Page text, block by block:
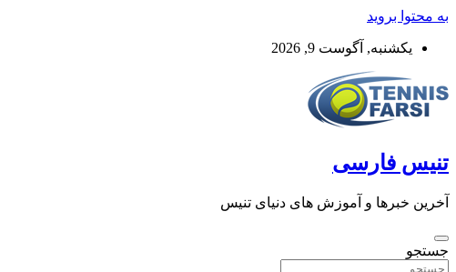
به محتوا بروید
یکشنبه, آگوست 9, 2026
تنیس فارسی
آخرین خبرها و آموزش های دنیای تنیس
جستجو